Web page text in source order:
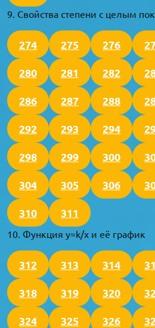
9. Свойства степени с целым
274 275 276
280 281 282
286 287 288
292 293 294
298 299 300
304 305 306
310 311
10. Функция y=k/x и её график
312 313 314
318 319 320
324 325 326